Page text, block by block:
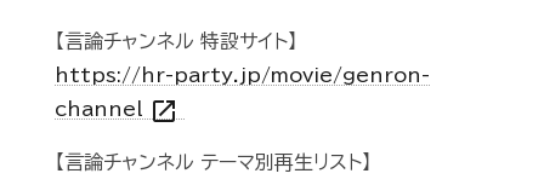
【言論チャンネル 特設サイト】
https://hr-party.jp/movie/genron-
channel open_in_new
【言論チャンネル テーマ別再生リスト】